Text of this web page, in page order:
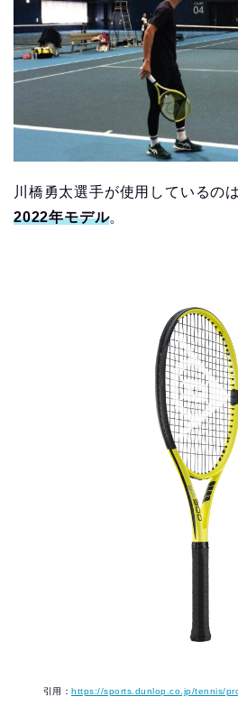
川橋勇太選手が使用しているの
2022年モデル。
引用： https://sports.dunlop.co.jp/tennis/